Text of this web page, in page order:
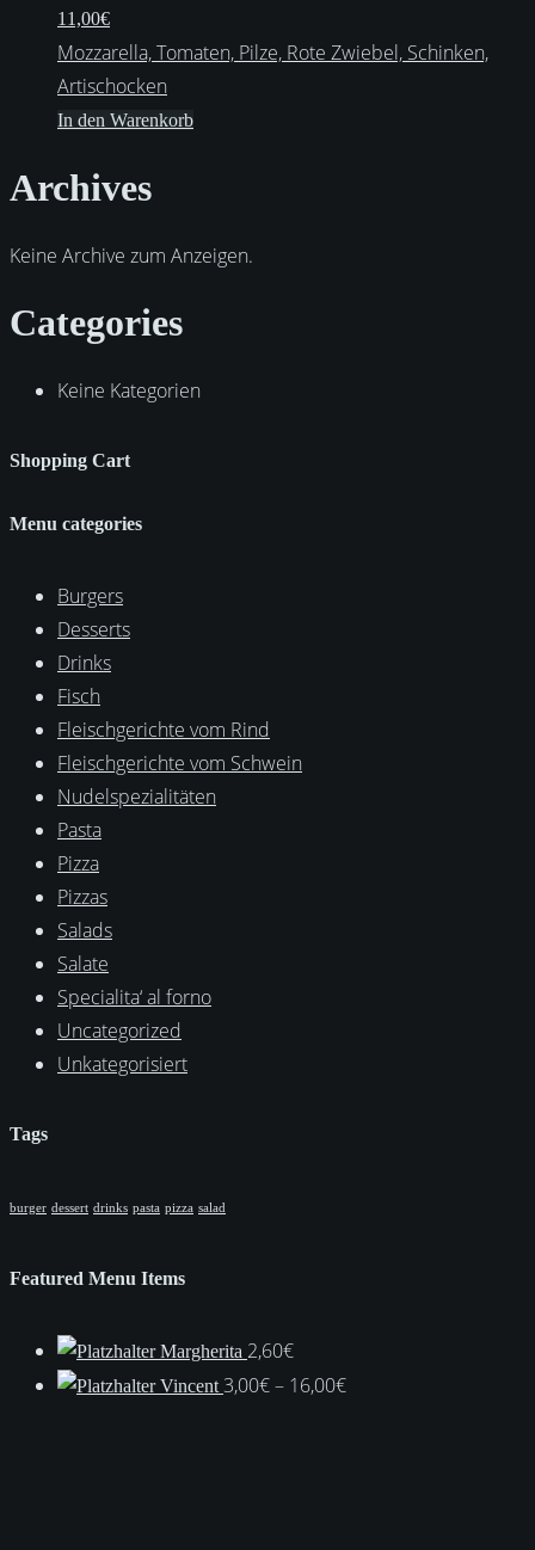
11,00€
Mozzarella, Tomaten, Pilze, Rote Zwiebel, Schinken,
Artischocken
In den Warenkorb
Archives
Keine Archive zum Anzeigen.
Categories
Keine Kategorien
Shopping Cart
Menu categories
Burgers
Desserts
Drinks
Fisch
Fleischgerichte vom Rind
Fleischgerichte vom Schwein
Nudelspezialitäten
Pasta
Pizza
Pizzas
Salads
Salate
Specialita‘ al forno
Uncategorized
Unkategorisiert
Tags
burger dessert drinks pasta pizza salad
Featured Menu Items
Margherita 2,60€
Vincent 3,00€– 16,00€Preisspanne: